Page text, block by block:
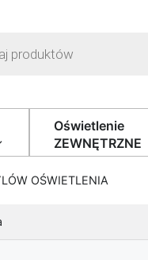
Oświetlenie
ZEWNĘTRZNE
OŚWIETLENIA